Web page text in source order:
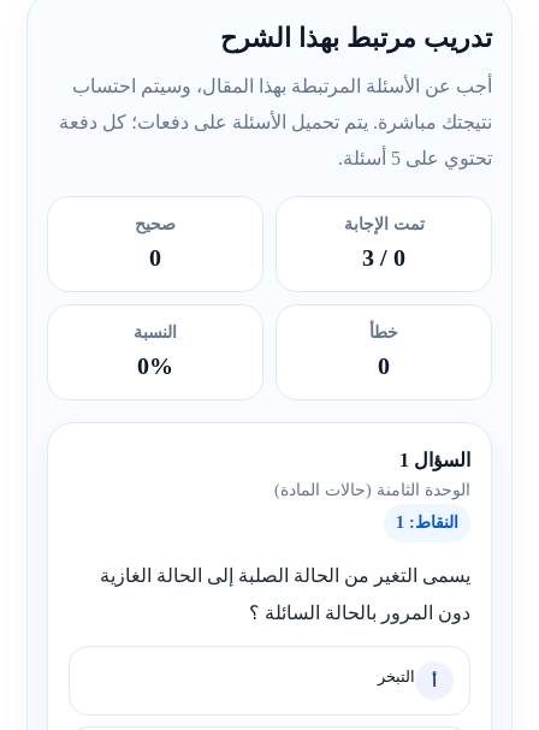
تدريب مرتبط بهذا الشرح
أجب عن الأسئلة المرتبطة بهذا المقال، وسيتم احتساب
نتيجتك مباشرة. يتم تحميل الأسئلة على دفعات؛ كل دفعة
تحتوي على 5 أسئلة.
تمت الإجابة
0
/ 3
صحيح
0
خطأ
0
النسبة
0%
السؤال 1
الوحدة الثامنة (حالات المادة)
النقاط: 1
يسمى التغير من الحالة الصلبة إلى الحالة الغازية
دون المرور بالحالة السائلة ؟
أ التبخر